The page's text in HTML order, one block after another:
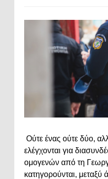
Ούτε ένας ούτε δύο,
ελέγχονται για
ομογενών από τη
κατηγορούνται, μεταξύ